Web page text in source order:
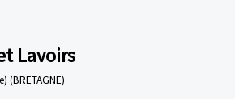
Lavoirs
(BRETAGNE)